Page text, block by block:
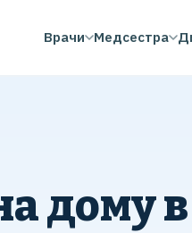
Врачи Медсестра
дому в